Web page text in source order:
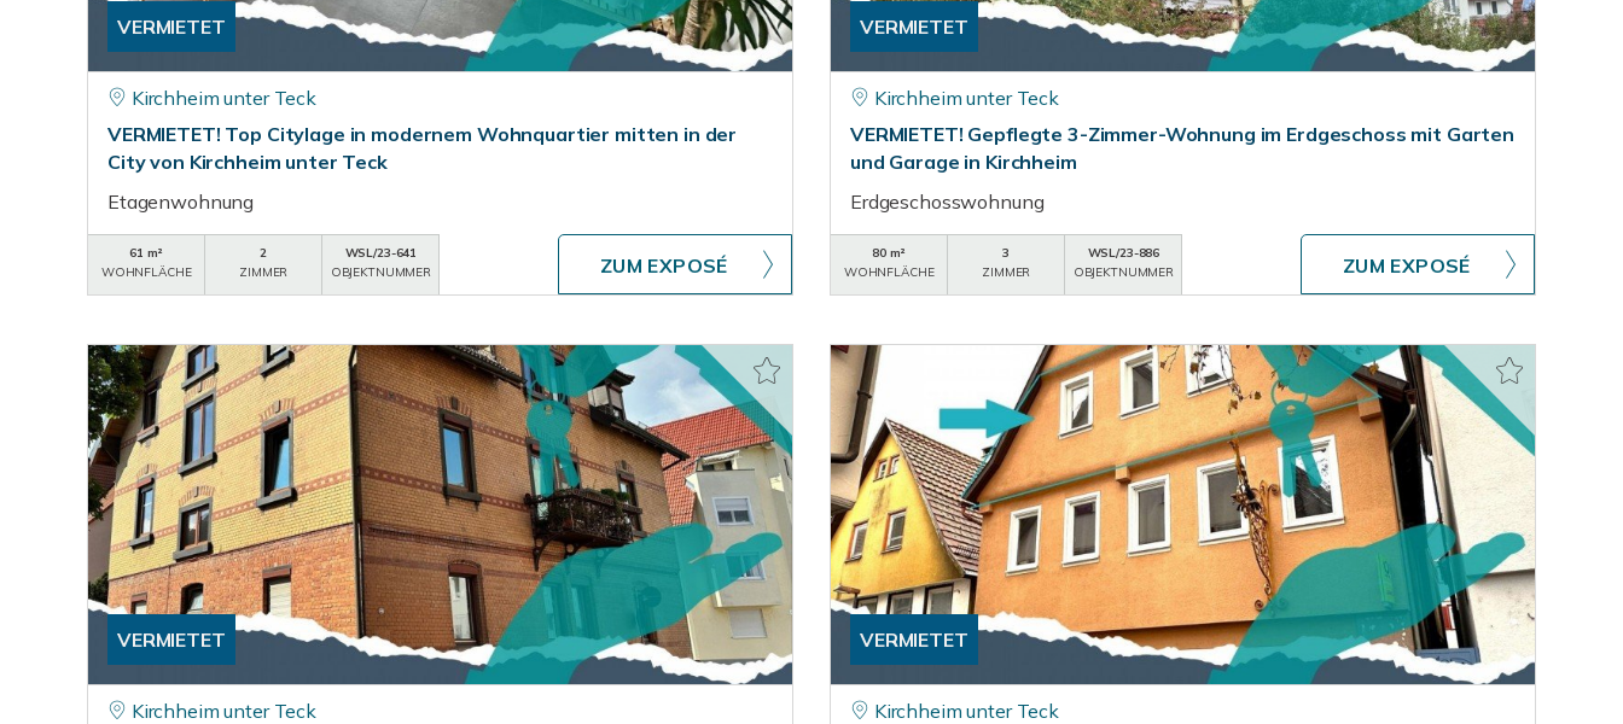
VERMIETET
Kirchheim unter Teck
VERMIETET! Top Citylage in modernem Wohnquartier mitten in der
City von Kirchheim unter Teck
Etagenwohnung
61 m²
WOHNFLÄCHE
2
ZIMMER
WSL/23-641
OBJEKTNUMMER
ZUM EXPOSÉ
VERMIETET
Kirchheim unter Teck
VERMIETET! Gepflegte 3-Zimmer-Wohnung im Erdgeschoss mit Garten
und Garage in Kirchheim
Erdgeschosswohnung
80 m²
WOHNFLÄCHE
3
ZIMMER
WSL/23-886
OBJEKTNUMMER
ZUM EXPOSÉ
VERMIETET
Kirchheim unter Teck
VERMIETET
Kirchheim unter Teck